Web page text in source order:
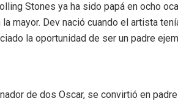
Stones ya ha sido papá en ocho
mayor. Dev nació cuando el artista
la oportunidad de ser un padre
de dos Oscar, se convirtió en